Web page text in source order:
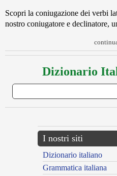
Scopri la coniugazione dei verbi
nostro coniugatore e declinatore,
Dizionario
I nostri siti
Dizionario italiano
Grammatica italiana